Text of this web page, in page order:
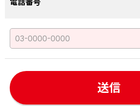
電話番号